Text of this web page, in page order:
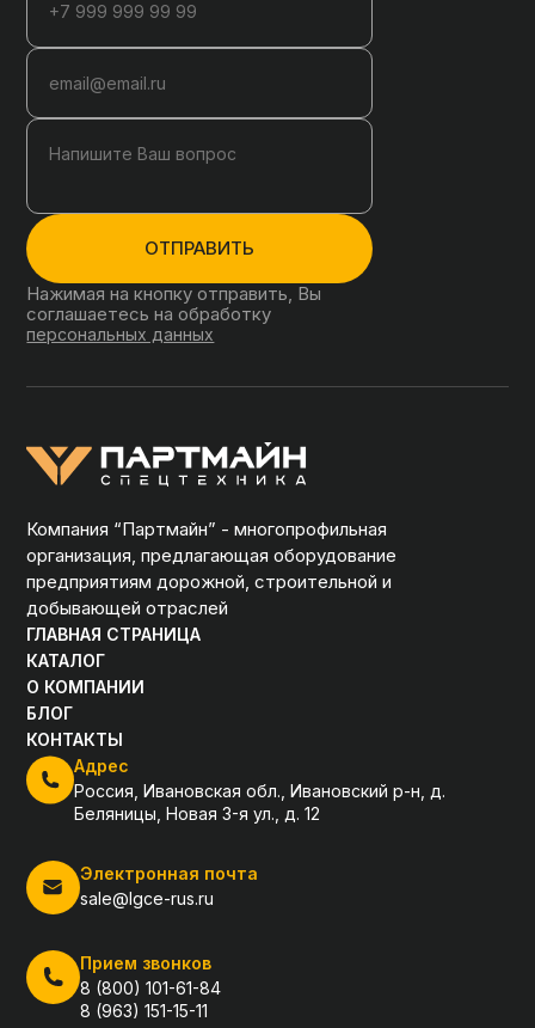
ОТПРАВИТЬ
Нажимая на кнопку отправить, Вы
соглашаетесь на обработку
персональных данных
Компания “Партмайн” - многопрофильная
организация, предлагающая оборудование
предприятиям дорожной, строительной и
добывающей отраслей
ГЛАВНАЯ СТРАНИЦА
КАТАЛОГ
О КОМПАНИИ
БЛОГ
КОНТАКТЫ
Адрес
Россия, Ивановская обл., Ивановский р-н, д.
Беляницы, Новая 3-я ул., д. 12
Электронная почта
sale@lgce-rus.ru
Прием звонков
8 (800) 101-61-84
8 (963) 151-15-11